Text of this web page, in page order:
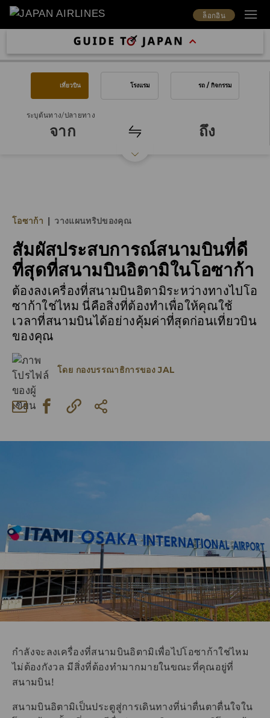
ล็อกอิน
เที่ยวบิน โรงแรม รถ / กิจกรรม
ระบุต้นทาง/ปลายทาง
จาก ถึง
โอซาก้า | วางแผนทริปของคุณ
สัมผัสประสบการณ์สนามบินที่ดี
ที่สุดที่สนามบินอิตามิในโอซาก้า
ต้องลงเครื่องที่สนามบินอิตามิระหว่างทางไปโอ
ซาก้าใช่ไหม นี่คือสิ่งที่ต้องทำเพื่อให้คุณใช้
เวลาที่สนามบินได้อย่างคุ้มค่าที่สุดก่อนเที่ยวบิน
ของคุณ
โดย กองบรรณาธิการของ JAL
กำลังจะลงเครื่องที่สนามบินอิตามิเพื่อไปโอซาก้าใช่ไหม
ไม่ต้องกังวล มีสิ่งที่ต้องทำมากมายในขณะที่คุณอยู่ที่
สนามบิน!
สนามบินอิตามิเป็นประตูสู่การเดินทางที่น่าตื่นตาตื่นใจใน